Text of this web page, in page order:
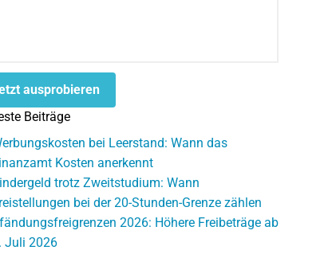
ausprobieren
Beiträge
bei Leerstand: Wann das
Kosten anerkennt
trotz Zweitstudium: Wann
bei der 20-Stunden-Grenze zählen
2026: Höhere Freibeträge ab
Juli 2026